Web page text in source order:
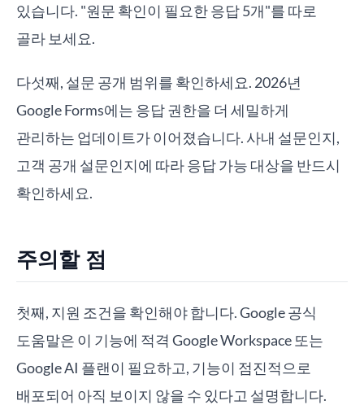
있습니다. "원문 확인이 필요한 응답 5개"를 따로
골라 보세요.
다섯째, 설문 공개 범위를 확인하세요. 2026년
Google Forms에는 응답 권한을 더 세밀하게
관리하는 업데이트가 이어졌습니다. 사내 설문인지,
고객 공개 설문인지에 따라 응답 가능 대상을 반드시
확인하세요.
주의할 점
첫째, 지원 조건을 확인해야 합니다. Google 공식
도움말은 이 기능에 적격 Google Workspace 또는
Google AI 플랜이 필요하고, 기능이 점진적으로
배포되어 아직 보이지 않을 수 있다고 설명합니다.